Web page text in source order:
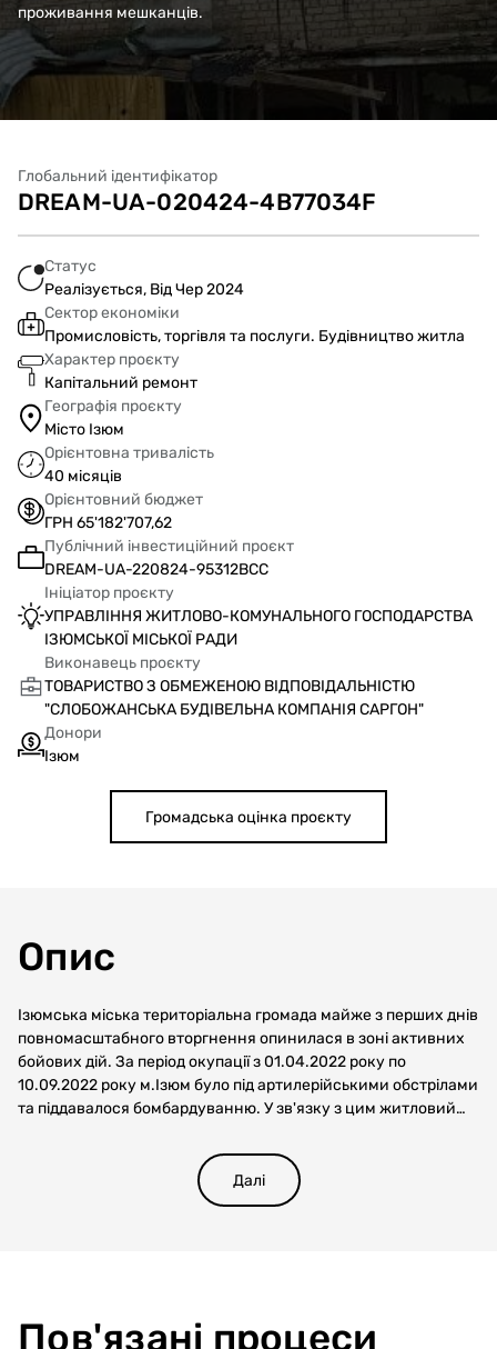
проживання мешканців.
Глобальний ідентифікатор
DREAM-UA-020424-4B77034F
Статус
Реалізується, Від Чер 2024
Сектор економіки
Промисловість, торгівля та послуги. Будівництво житла
Характер проєкту
Капітальний ремонт
Географія проєкту
Місто Ізюм
Орієнтовна тривалість
40 місяців
Орієнтовний бюджет
ГРН 65'182'707,62
Публічний інвестиційний проєкт
DREAM-UA-220824-95312BCC
Ініціатор проєкту
УПРАВЛІННЯ ЖИТЛОВО-КОМУНАЛЬНОГО ГОСПОДАРСТВА
ІЗЮМСЬКОЇ МІСЬКОЇ РАДИ
Виконавець проєкту
ТОВАРИСТВО З ОБМЕЖЕНОЮ ВІДПОВІДАЛЬНІСТЮ
"СЛОБОЖАНСЬКА БУДІВЕЛЬНА КОМПАНІЯ САРГОН"
Донори
Ізюм
Громадська оцінка проєкту
Опис
Ізюмська міська територіальна громада майже з перших днів
повномасштабного вторгнення опинилася в зоні активних
бойових дій. За період окупації з 01.04.2022 року по
10.09.2022 року м.Ізюм було під артилерійськими обстрілами
та піддавалося бомбардуванню. У зв'язку з цим житловий
Далі
Пов'язані процеси